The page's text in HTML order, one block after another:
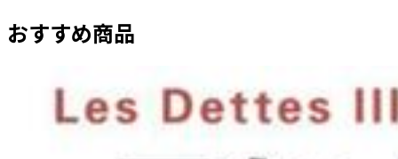
おすすめ商品